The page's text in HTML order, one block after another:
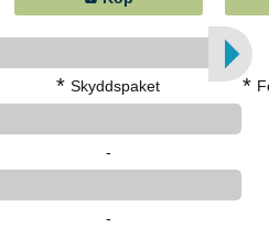
* Skyddspaket *
-
-